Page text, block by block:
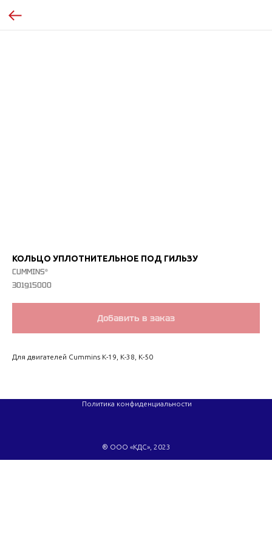
КОЛЬЦО УПЛОТНИТЕЛЬНОЕ ПОД ГИЛЬЗУ
CUMMINS®
301915000
Добавить в заказ
Для двигателей Cummins K-19, K-38, K-50
® ООО «КДС», 2023
Политика конфиденциальности